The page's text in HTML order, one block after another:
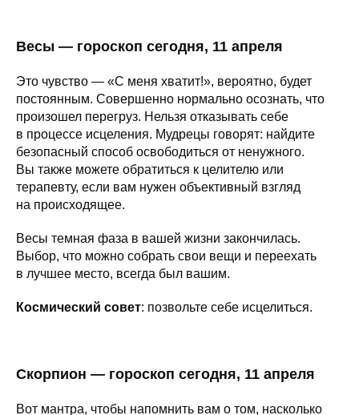
Весы — гороскоп сегодня, 11 апреля
Это чувство — «С меня хватит!», вероятно, будет
постоянным. Совершенно нормально осознать, что
произошел перегруз. Нельзя отказывать себе
в процессе исцеления. Мудрецы говорят: найдите
безопасный способ освободиться от ненужного.
Вы также можете обратиться к целителю или
терапевту, если вам нужен объективный взгляд
на происходящее.
Весы темная фаза в вашей жизни закончилась.
Выбор, что можно собрать свои вещи и переехать
в лучшее место, всегда был вашим.
Космический совет: позвольте себе исцелиться.
Скорпион — гороскоп сегодня, 11 апреля
Вот мантра, чтобы напомнить вам о том, насколько